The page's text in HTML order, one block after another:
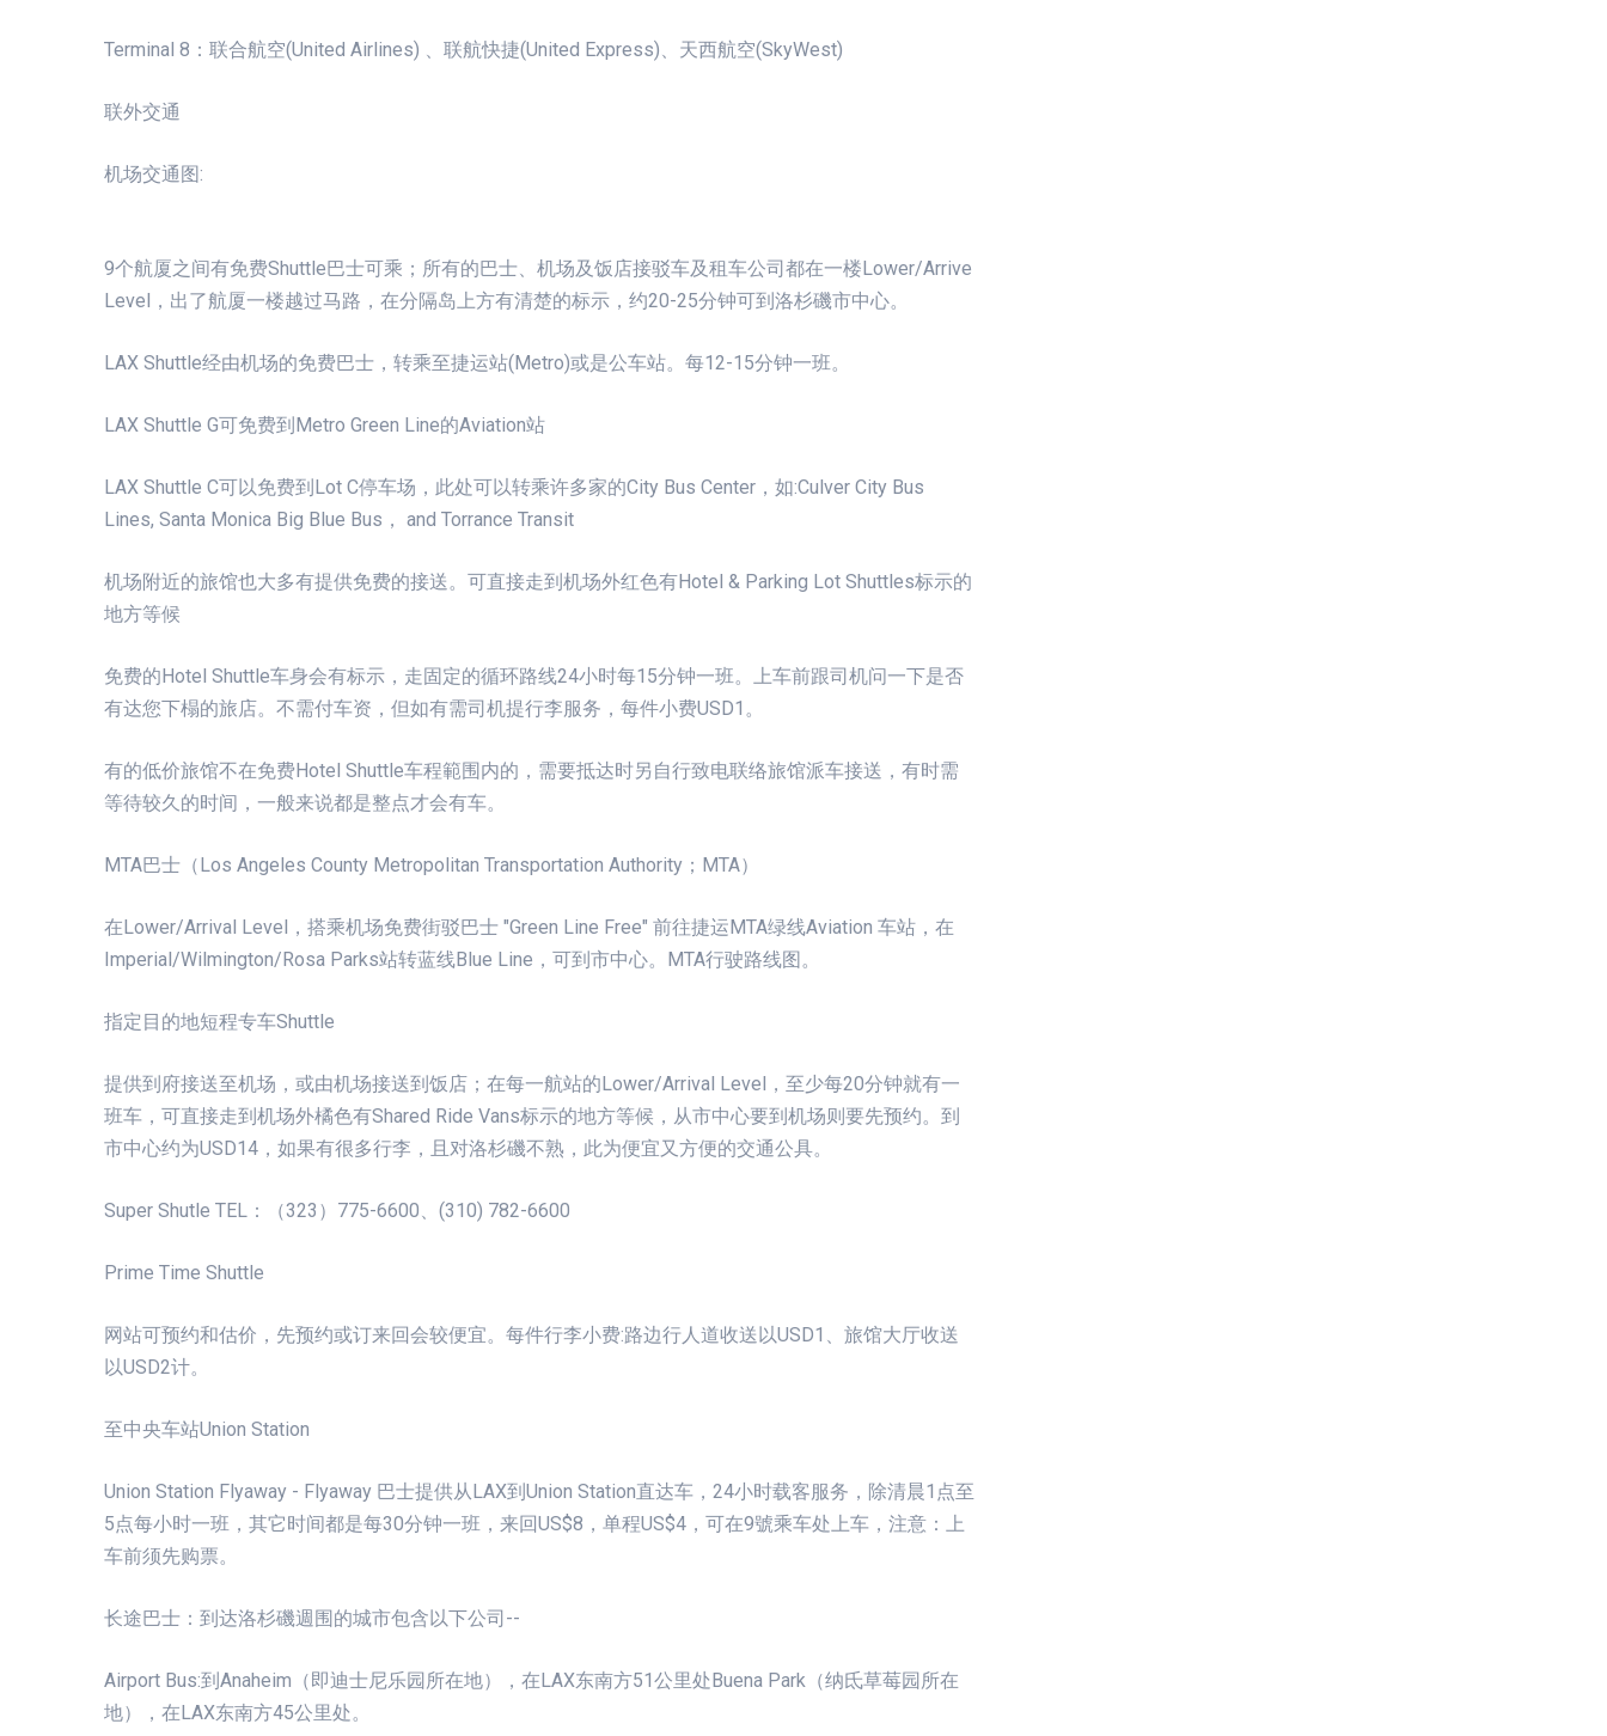
Terminal 8：联合航空(United Airlines) 、联航快捷(United Express)、天西航空(SkyWest)
联外交通
机场交通图:
9个航厦之间有免费Shuttle巴士可乘；所有的巴士、机场及饭店接驳车及租车公司都在一楼Lower/Arrive
Level，出了航厦一楼越过马路，在分隔岛上方有清楚的标示，约20-25分钟可到洛杉磯市中心。
LAX Shuttle经由机场的免费巴士，转乘至捷运站(Metro)或是公车站。每12-15分钟一班。
LAX Shuttle G可免费到Metro Green Line的Aviation站
LAX Shuttle C可以免费到Lot C停车场，此处可以转乘许多家的City Bus Center，如:Culver City Bus
Lines, Santa Monica Big Blue Bus， and Torrance Transit
机场附近的旅馆也大多有提供免费的接送。可直接走到机场外红色有Hotel & Parking Lot Shuttles标示的
地方等候
免费的Hotel Shuttle车身会有标示，走固定的循环路线24小时每15分钟一班。上车前跟司机问一下是否
有达您下榻的旅店。不需付车资，但如有需司机提行李服务，每件小费USD1。
有的低价旅馆不在免费Hotel Shuttle车程範围内的，需要抵达时另自行致电联络旅馆派车接送，有时需
等待较久的时间，一般来说都是整点才会有车。
MTA巴士（Los Angeles County Metropolitan Transportation Authority；MTA）
在Lower/Arrival Level，搭乘机场免费街驳巴士 "Green Line Free" 前往捷运MTA绿线Aviation 车站，在
Imperial/Wilmington/Rosa Parks站转蓝线Blue Line，可到市中心。MTA行驶路线图。
指定目的地短程专车Shuttle
提供到府接送至机场，或由机场接送到饭店；在每一航站的Lower/Arrival Level，至少每20分钟就有一
班车，可直接走到机场外橘色有Shared Ride Vans标示的地方等候，从市中心要到机场则要先预约。到
市中心约为USD14，如果有很多行李，且对洛杉磯不熟，此为便宜又方便的交通公具。
Super Shutle TEL：（323）775-6600、(310) 782-6600
Prime Time Shuttle
网站可预约和估价，先预约或订来回会较便宜。每件行李小费:路边行人道收送以USD1、旅馆大厅收送
以USD2计。
至中央车站Union Station
Union Station Flyaway - Flyaway 巴士提供从LAX到Union Station直达车，24小时载客服务，除清晨1点至
5点每小时一班，其它时间都是每30分钟一班，来回US$8，单程US$4，可在9號乘车处上车，注意：上
车前须先购票。
长途巴士：到达洛杉磯週围的城市包含以下公司--
Airport Bus:到Anaheim（即迪士尼乐园所在地），在LAX东南方51公里处Buena Park（纳氐草莓园所在
地），在LAX东南方45公里处。